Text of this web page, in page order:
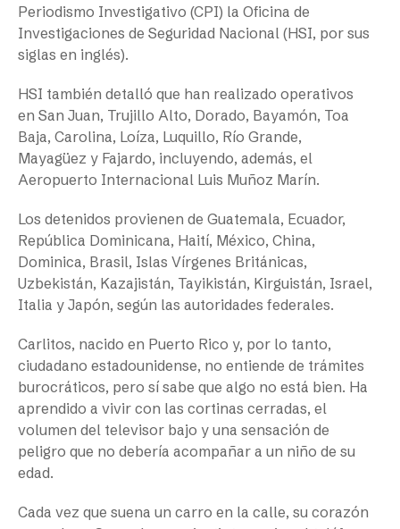
Periodismo Investigativo (CPI) la Oficina de
Investigaciones de Seguridad Nacional (HSI, por sus
siglas en inglés).
HSI también detalló que han realizado operativos
en San Juan, Trujillo Alto, Dorado, Bayamón, Toa
Baja, Carolina, Loíza, Luquillo, Río Grande,
Mayagüez y Fajardo, incluyendo, además, el
Aeropuerto Internacional Luis Muñoz Marín.
Los detenidos provienen de Guatemala, Ecuador,
República Dominicana, Haití, México, China,
Dominica, Brasil, Islas Vírgenes Británicas,
Uzbekistán, Kazajistán, Tayikistán, Kirguistán, Israel,
Italia y Japón, según las autoridades federales.
Carlitos, nacido en Puerto Rico y, por lo tanto,
ciudadano estadounidense, no entiende de trámites
burocráticos, pero sí sabe que algo no está bien. Ha
aprendido a vivir con las cortinas cerradas, el
volumen del televisor bajo y una sensación de
peligro que no debería acompañar a un niño de su
edad.
Cada vez que suena un carro en la calle, su corazón